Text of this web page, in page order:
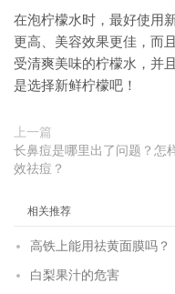
在泡柠檬水时，最好使用
更高、美容效果更佳，而
受清爽美味的柠檬水，并
是选择新鲜柠檬吧！
上一篇
长鼻痘是哪里出了问题？怎
效祛痘？
相关推荐
高铁上能用祛黄面膜吗？
白梨果汁的危害